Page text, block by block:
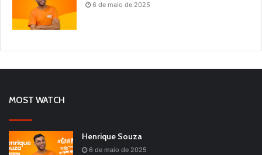
6 de maio de 2025
MOST WATCH
Henrique Souza
6 de maio de 2025